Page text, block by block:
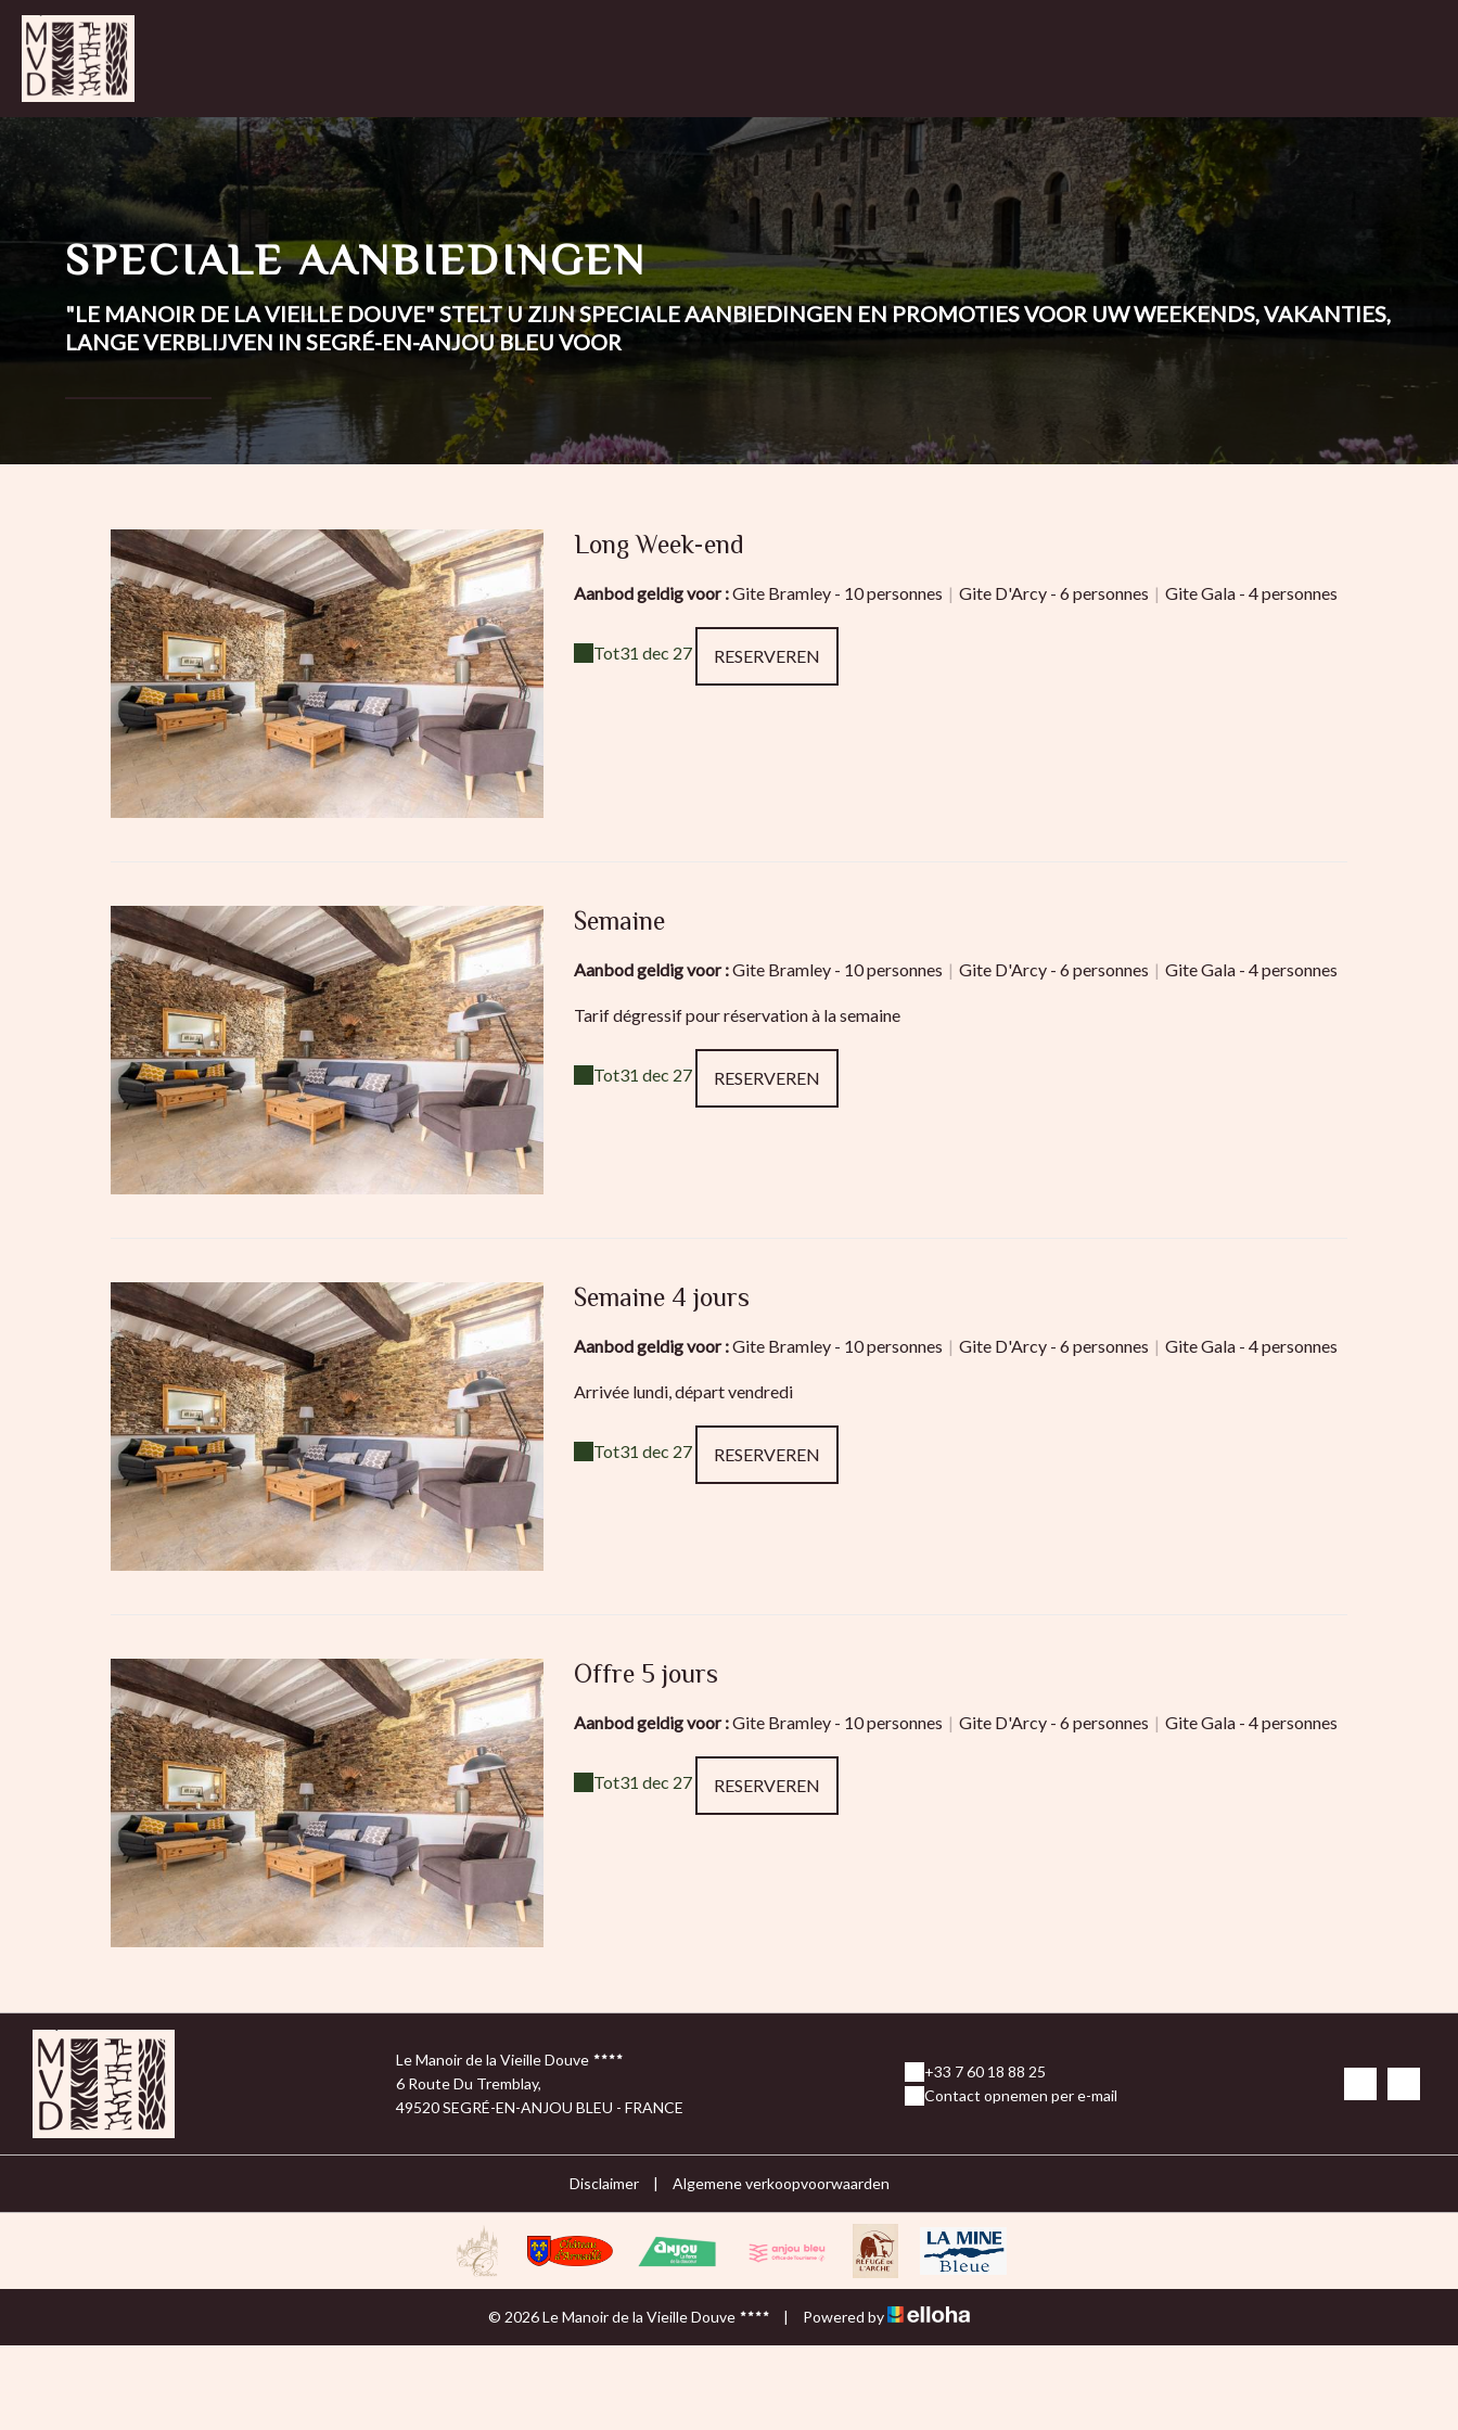
SPECIALE AANBIEDINGEN
"LE MANOIR DE LA VIEILLE DOUVE" STELT U ZIJN SPECIALE AANBIEDINGEN EN PROMOTIES VOOR UW WEEKENDS, VAKANTIES,
LANGE VERBLIJVEN IN SEGRÉ-EN-ANJOU BLEU VOOR
Long Week-end
Aanbod geldig voor :Gite Bramley - 10 personnes | Gite D'Arcy - 6 personnes | Gite Gala - 4 personnes
Tot31 dec 27 RESERVEREN
Semaine
Aanbod geldig voor :Gite Bramley - 10 personnes | Gite D'Arcy - 6 personnes | Gite Gala - 4 personnes
Tarif dégressif pour réservation à la semaine
Tot31 dec 27 RESERVEREN
Semaine 4 jours
Aanbod geldig voor :Gite Bramley - 10 personnes | Gite D'Arcy - 6 personnes | Gite Gala - 4 personnes
Arrivée lundi, départ vendredi
Tot31 dec 27 RESERVEREN
Offre 5 jours
Aanbod geldig voor :Gite Bramley - 10 personnes | Gite D'Arcy - 6 personnes | Gite Gala - 4 personnes
Tot31 dec 27 RESERVEREN
Le Manoir de la Vieille Douve
6 Route Du Tremblay,
49520 SEGRÉ-EN-ANJOU BLEU - FRANCE
+33 7 60 18 88 25
Contact opnemen per e-mail
Disclaimer | Algemene verkoopvoorwaarden
© 2026 Le Manoir de la Vieille Douve | Powered by